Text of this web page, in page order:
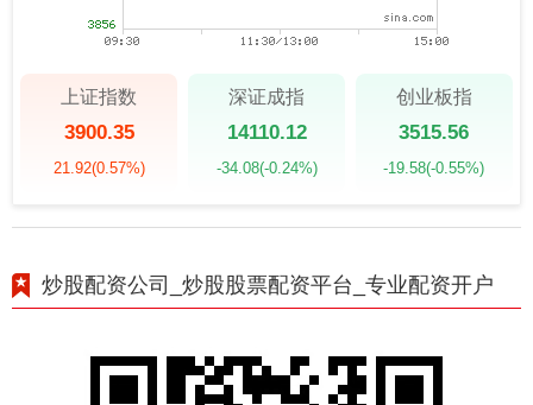
上证指数
3900.35
21.92(0.57%)
深证成指
14110.12
-34.08(-0.24%)
创业板指
3515.56
-19.58(-0.55%)
炒股配资公司_炒股股票配资平台_专业配资开户